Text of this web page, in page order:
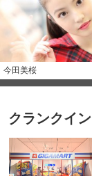
今田美桜
クランクイ